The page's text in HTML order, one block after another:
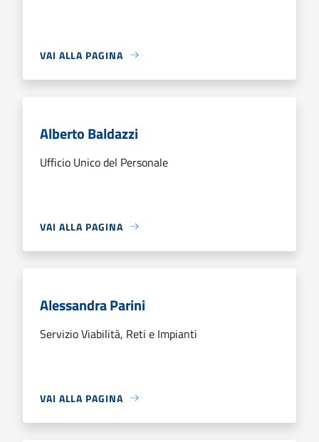
VAI ALLA PAGINA
Alberto Baldazzi
Ufficio Unico del Personale
VAI ALLA PAGINA
Alessandra Parini
Servizio Viabilità, Reti e Impianti
VAI ALLA PAGINA